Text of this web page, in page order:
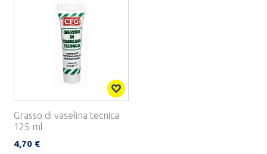
Grasso di vaselina tecnica
125 ml
4,70 €